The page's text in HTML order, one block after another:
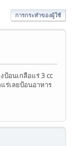
การกระทำของผู้ใช้
ป้อนเกลือแร่ 3 cc
ร่เลยป้อนอาหาร